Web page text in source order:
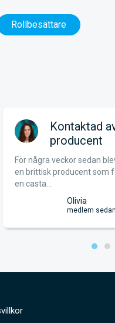
Rollbesättare
Kontaktad
producent
För några veckor sedan
en brittisk producent som
en casta...
Olivia
medlem